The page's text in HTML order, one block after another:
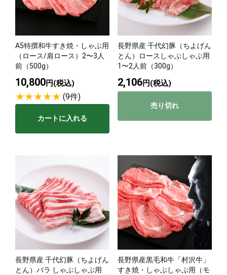
A5特撰和牛すき焼・しゃぶ用
（ロース/肩ロース）2〜3人
前（500g）
10,800円(税込)
(9件)
カートに入れる
長野県産 千代幻豚（ちよげん
とん）ロースしゃぶしゃぶ用
1〜2人前（300g）
2,106円(税込)
売り切れ
長野県産 千代幻豚（ちよげん
とん）バラ しゃぶしゃぶ用
長野県産黒毛和牛「村沢牛」
すき焼・しゃぶしゃぶ用（モ